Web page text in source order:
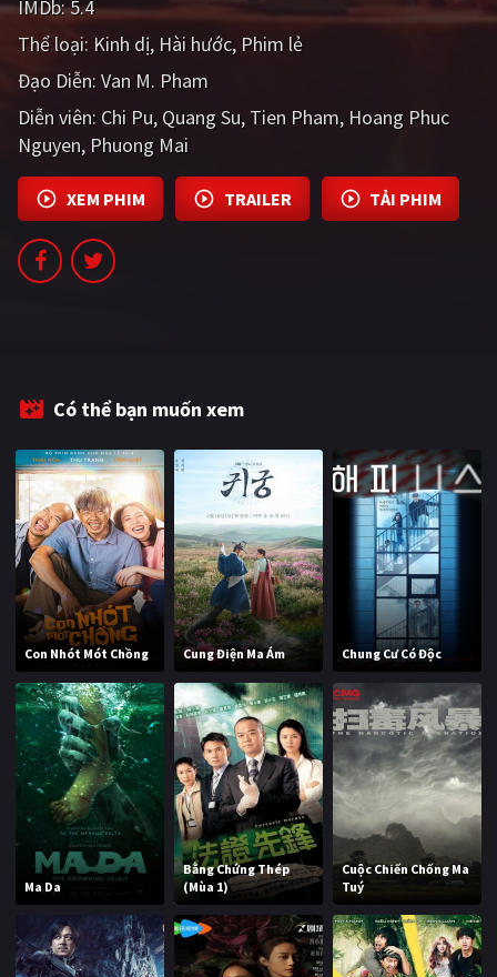
Ấn Độ Việt Nam
Tổng hợp
CẬP NHẬT
PHIM MỚI
PHIM BỘ
PHIM LẺ
IMDb:5.4
Thể loại: Kinh dị Hài hước Phim lẻ
Đạo Diễn: Van M. Pham
Diễn viên: Chi Pu Quang Su Tien Pham Hoang Phuc
Nguyen Phuong Mai
XEM PHIM TRAILER TẢI PHIM
Có thể bạn muốn xem
Con Nhót Mót Chồng Cung Điện Ma Ám Chung Cư Có Độc
Ma Da
Bằng Chứng Thép
(Mùa 1)
Cuộc Chiến Chống Ma
Tuý